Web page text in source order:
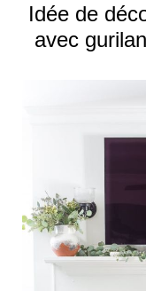
Idée de
avec